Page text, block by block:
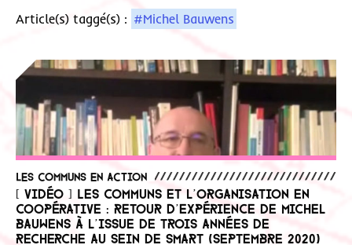
Article(s) taggé(s) : #Michel Bauwens
Les communs en action
[ Vidéo ] Les communs et l’organisation en
coopérative : retour d’expérience de Michel
Bauwens à l’issue de trois années de
recherche au sein de Smart (septembre 2020)